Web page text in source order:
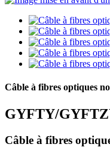
Câble à fibres optiques
GYFTY/
Câble à fibres